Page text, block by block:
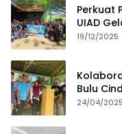
Perkuat
UIAD
19/12/2025
Bulu
24/04/2025